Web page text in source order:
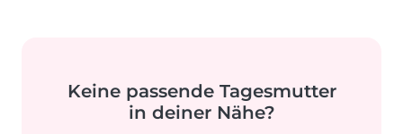
Keine passende Tagesmutter
in deiner Nähe?